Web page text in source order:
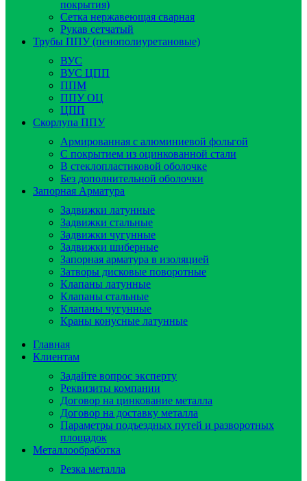
покрытия)
Сетка нержавеющая сварная
Рукав сетчатый
Трубы ППУ (пенополиуретановые)
ВУС
ВУС ЦПП
ППМ
ППУ ОЦ
ЦПП
Скорлупа ППУ
Армированная с алюминиевой фольгой
C покрытием из оцинкованной стали
В стеклопластиковой оболочке
Без дополнительной оболочки
Запорная Арматура
Задвижки латунные
Задвижки стальные
Задвижки чугунные
Задвижки шиберные
Запорная арматура в изоляцией
Затворы дисковые поворотные
Клапаны латунные
Клапаны стальные
Клапаны чугунные
Краны конусные латунные
Главная
Клиентам
Задайте вопрос эксперту
Реквизиты компании
Договор на цинкование металла
Договор на доставку металла
Параметры подъездных путей и разворотных
площадок
Металлообработка
Резка металла